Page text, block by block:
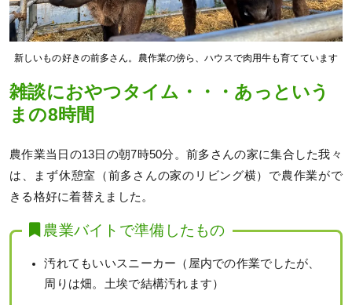
新しいもの好きの前多さん。農作業の傍ら、ハウスで肉用牛も育てています
雑談におやつタイム・・・あっという
まの8時間
農作業当日の13日の朝7時50分。前多さんの家に集合した我々
は、まず休憩室（前多さんの家のリビング横）で農作業がで
きる格好に着替えました。
農業バイトで準備したもの
汚れてもいいスニーカー（屋内での作業でしたが、
周りは畑。土埃で結構汚れます）